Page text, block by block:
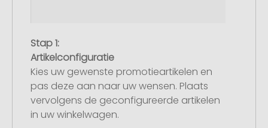
Stap 1:
Artikelconfiguratie
Kies uw gewenste promotieartikelen en
pas deze aan naar uw wensen. Plaats
vervolgens de geconfigureerde artikelen
in uw winkelwagen.